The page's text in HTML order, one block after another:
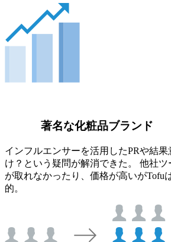
著名な化粧品ブランド
インフルエンサーを活用したPRや結
け？という疑問が解消できた。 他社
が取れなかったり、価格が高いがTofu
的。